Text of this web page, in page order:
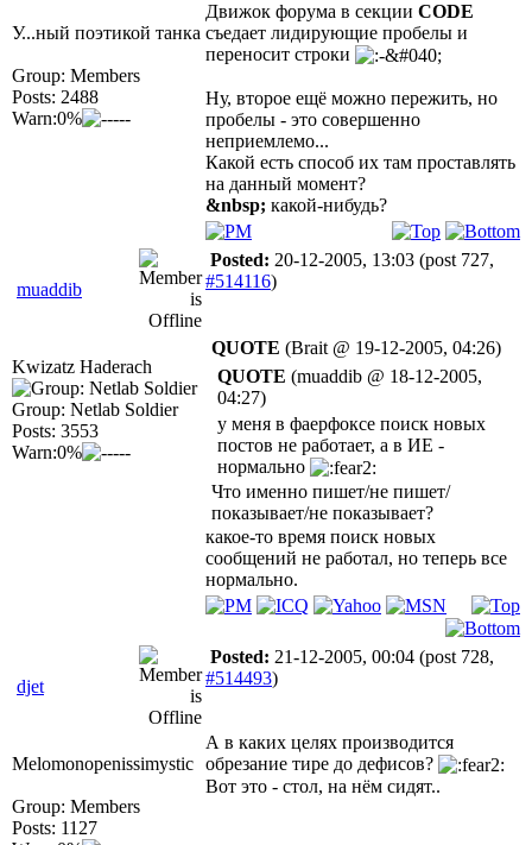
У...ный поэтикой танка
Group: Members
Posts: 2488
Warn:0%
Движок форума в секции CODE
съедает лидирующие пробелы и
переносит строки
Ну, второе ещё можно пережить, но
пробелы - это совершенно
неприемлемо...
Какой есть способ их там проставлять
на данный момент?
&nbsp; какой-нибудь?
muaddib
Posted: 20-12-2005, 13:03 (post 727,
#514116)
Kwizatz Haderach
Group: Netlab Soldier
Posts: 3553
Warn:0%
QUOTE (Brait @ 19-12-2005, 04:26)
QUOTE (muaddib @ 18-12-2005,
04:27)
у меня в фаерфоксе поиск новых
постов не работает, а в ИЕ -
нормально
Что именно пишет/не пишет/
показывает/не показывает?
какое-то время поиск новых
сообщений не работал, но теперь все
нормально.
djet
Posted: 21-12-2005, 00:04 (post 728,
#514493)
Melomonopenissimystic
Group: Members
Posts: 1127
А в каких целях производится
обрезание тире до дефисов?
Вот это - стол, на нём сидят..